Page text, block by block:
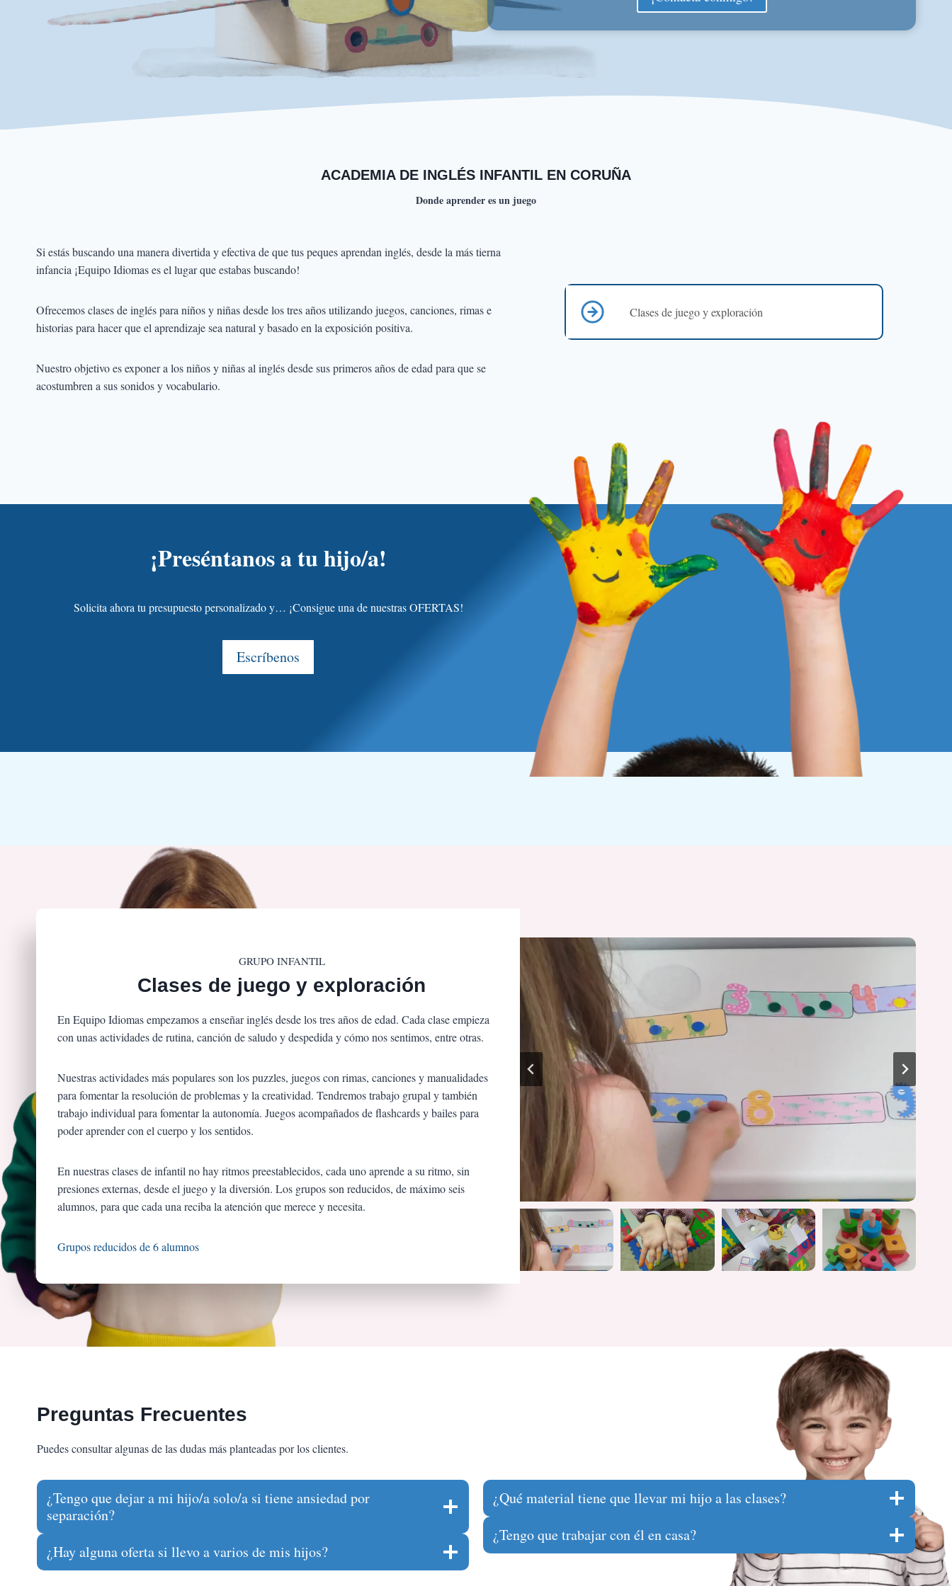
ACADEMIA DE INGLÉS INFANTIL EN CORUÑA
Donde aprender es un juego
Si estás buscando una manera divertida y efectiva de que tus peques aprendan inglés, desde la más tierna
infancia ¡Equipo Idiomas es el lugar que estabas buscando!
Ofrecemos clases de inglés para niños y niñas desde los tres años utilizando juegos, canciones, rimas e
historias para hacer que el aprendizaje sea natural y basado en la exposición positiva.
Nuestro objetivo es exponer a los niños y niñas al inglés desde sus primeros años de edad para que se
acostumbren a sus sonidos y vocabulario.
Clases de juego y exploración
¡Preséntanos a tu hijo/a!
Solicita ahora tu presupuesto personalizado y… ¡Consigue una de nuestras OFERTAS!
Escríbenos
GRUPO INFANTIL
Clases de juego y exploración
En Equipo Idiomas empezamos a enseñar inglés desde los tres años de edad. Cada clase empieza
con unas actividades de rutina, canción de saludo y despedida y cómo nos sentimos, entre otras.
Nuestras actividades más populares son los puzzles, juegos con rimas, canciones y manualidades
para fomentar la resolución de problemas y la creatividad. Tendremos trabajo grupal y también
trabajo individual para fomentar la autonomía. Juegos acompañados de flashcards y bailes para
poder aprender con el cuerpo y los sentidos.
En nuestras clases de infantil no hay ritmos preestablecidos, cada uno aprende a su ritmo, sin
presiones externas, desde el juego y la diversión. Los grupos son reducidos, de máximo seis
alumnos, para que cada una reciba la atención que merece y necesita.
Grupos reducidos de 6 alumnos
Preguntas Frecuentes
Puedes consultar algunas de las dudas más planteadas por los clientes.
¿Tengo que dejar a mi hijo/a solo/a si tiene ansiedad por
separación?
¿Hay alguna oferta si llevo a varios de mis hijos?
¿Qué material tiene que llevar mi hijo a las clases?
¿Tengo que trabajar con él en casa?